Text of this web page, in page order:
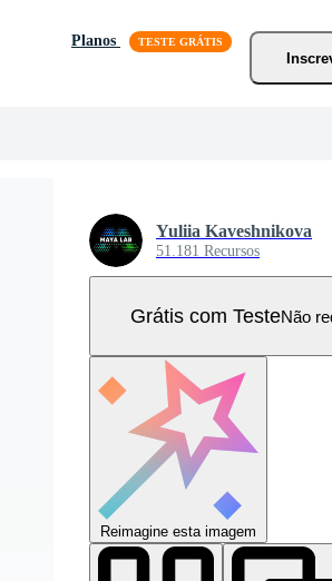
Planos
Yuliia Kaveshnikova
51.181 Recursos
Grátis com TesteNão
Reimagine esta imagem